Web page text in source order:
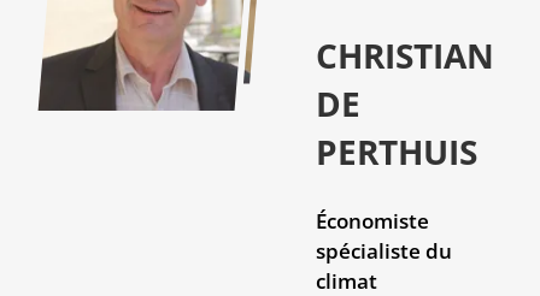
CHRISTIAN
DE
PERTHUIS
Économiste
spécialiste du
climat